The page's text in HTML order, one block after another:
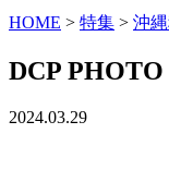
HOME > 特集 > 沖
DCP PHOTO
2024.03.29